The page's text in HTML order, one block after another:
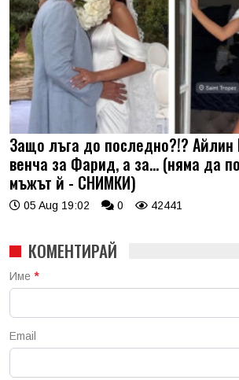
Защо лъга до последно?!? Айлин
венча за Фарид, а за... (няма да
мъжът й - СНИМКИ)
05 Aug 19:02 0 42441
КОМЕНТИРАЙ
Име *
Email